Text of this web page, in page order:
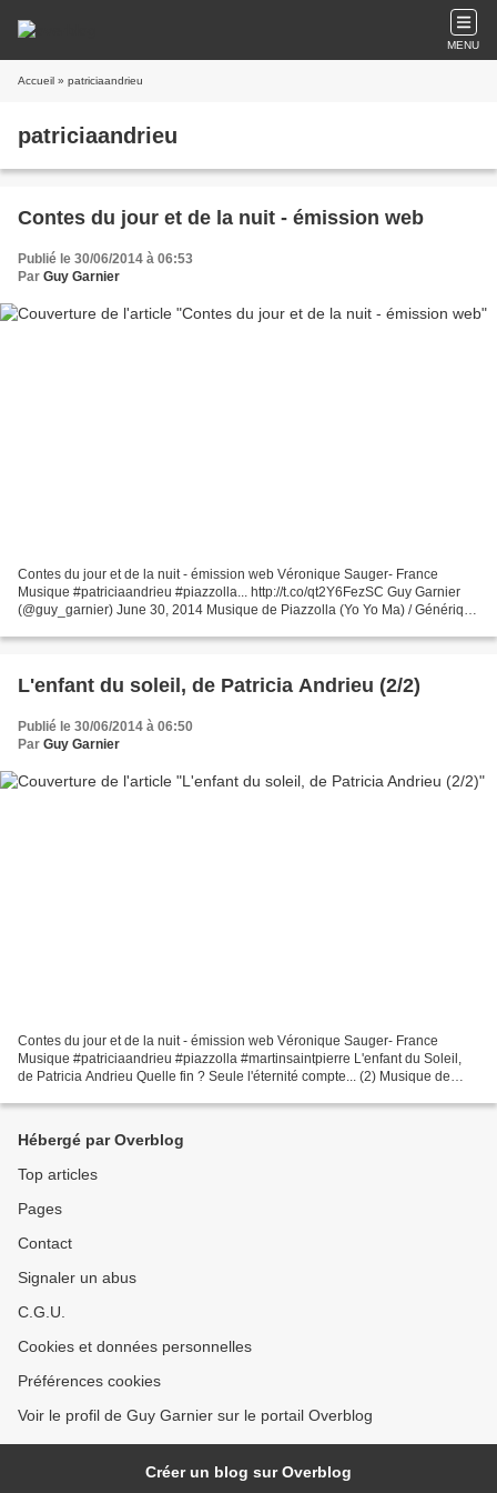
MENU
Accueil » patriciaandrieu
patriciaandrieu
Contes du jour et de la nuit - émission web
Publié le 30/06/2014 à 06:53
Par Guy Garnier
Contes du jour et de la nuit - émission web Véronique Sauger- France
Musique #patriciaandrieu #piazzolla... http://t.co/qt2Y6FezSC Guy Garnier
(@guy_garnier) June 30, 2014 Musique de Piazzolla (Yo Yo Ma) / Générique
L'enfant du soleil, de Patricia Andrieu (2/2)
Publié le 30/06/2014 à 06:50
Par Guy Garnier
Contes du jour et de la nuit - émission web Véronique Sauger- France
Musique #patriciaandrieu #piazzolla #martinsaintpierre L'enfant du Soleil,
de Patricia Andrieu Quelle fin ? Seule l'éternité compte... (2) Musique de
Hébergé par Overblog
Top articles
Pages
Contact
Signaler un abus
C.G.U.
Cookies et données personnelles
Préférences cookies
Voir le profil de Guy Garnier sur le portail Overblog
Créer un blog sur Overblog